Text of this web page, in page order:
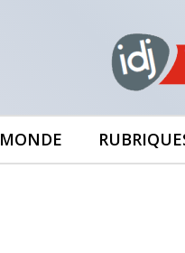
MONDE